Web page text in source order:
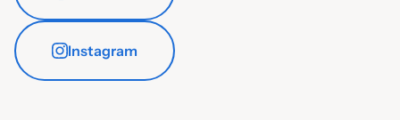
Instagram